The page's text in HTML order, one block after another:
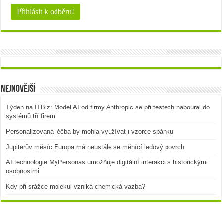
Nejnovější
Týden na ITBiz: Model AI od firmy Anthropic se při testech naboural do
systémů tří firem
Personalizovaná léčba by mohla využívat i vzorce spánku
Jupiterův měsíc Europa má neustále se měnící ledový povrch
AI technologie MyPersonas umožňuje digitální interakci s historickými
osobnostmi
Kdy při srážce molekul vzniká chemická vazba?